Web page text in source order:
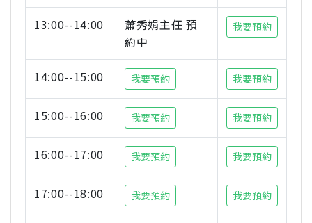
13:00--14:00
蕭秀娟主任 預
約中
我要預約
14:00--15:00 我要預約 我要預約
15:00--16:00 我要預約 我要預約
16:00--17:00 我要預約 我要預約
17:00--18:00 我要預約 我要預約